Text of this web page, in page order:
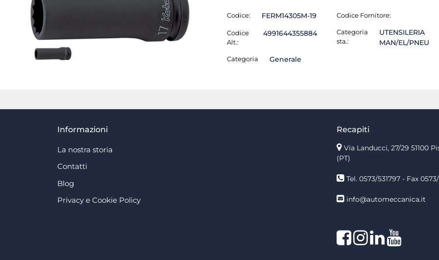
Codice: FERM14305M-19
Codice
Alt.:
4991644355884
Categoria Generale
Codice Fornitore:
Categoria
sta.:
UTENSILERIA
MAN/EL/PNEU
Informazioni
La nostra storia
Contatti
Blog
Privacy e Cookie Policy
Recapiti
Via Landucci, 27/29 51100
(PT)
Tel. 0573/531797 - Fax 0573/
info@automeccanica.it
FacebookInstagram
linkedin